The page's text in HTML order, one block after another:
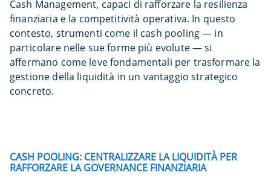
Cash Management, capaci di rafforzare la resilienza
finanziaria e la competitività operativa. In questo
contesto, strumenti come il cash pooling — in
particolare nelle sue forme più evolute — si
affermano come leve fondamentali per trasformare la
gestione della liquidità in un vantaggio strategico
concreto.
CASH POOLING: CENTRALIZZARE LA LIQUIDITÀ PER
RAFFORZARE LA GOVERNANCE FINANZIARIA